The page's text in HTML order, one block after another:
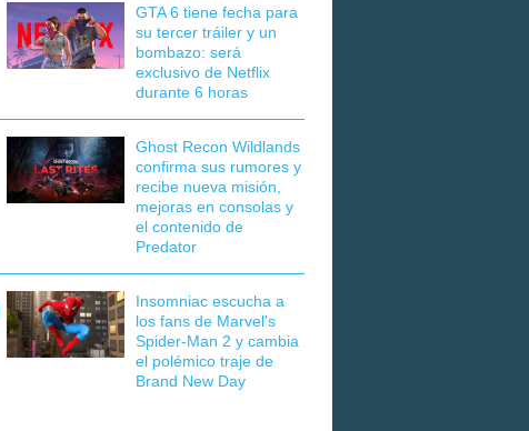
GTA 6 tiene fecha para
su tercer tráiler y un
bombazo: será
exclusivo de Netflix
durante 6 horas
Ghost Recon Wildlands
confirma sus rumores y
recibe nueva misión,
mejoras en consolas y
el contenido de
Predator
Insomniac escucha a
los fans de Marvel's
Spider-Man 2 y cambia
el polémico traje de
Brand New Day